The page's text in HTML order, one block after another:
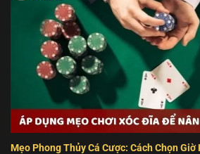
Mẹo Phong Thủy Cá Cược: Cách Chọn